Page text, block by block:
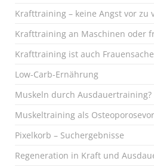
Krafttraining – keine Angst vor zu
Krafttraining an Maschinen oder
Krafttraining ist auch Frauensache
Low-Carb-Ernährung
Muskeln durch Ausdauertraining?
Muskeltraining als
Pixelkorb – Suchergebnisse
Regeneration in Kraft und